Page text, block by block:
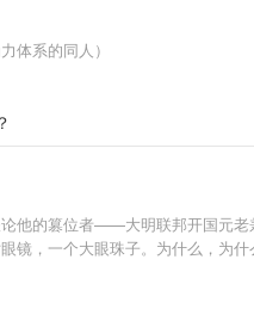
体系的同人）
他的篡位者——大明联邦开国元
镜，一个大眼珠子。为什么，为